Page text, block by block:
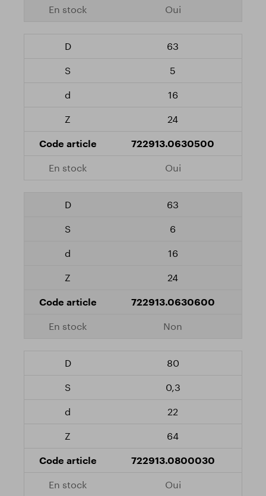
Oui
63
5
16
24
722913.0630500
Oui
63
6
16
24
722913.0630600
Non
80
0,3
22
64
722913.0800030
Oui